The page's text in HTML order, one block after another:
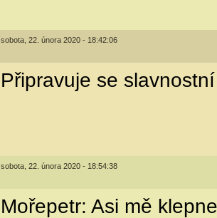
sobota, 22. února 2020 - 18:42:06
Připravuje se
sobota, 22. února 2020 - 18:54:38
Mořepetr: Asi mě